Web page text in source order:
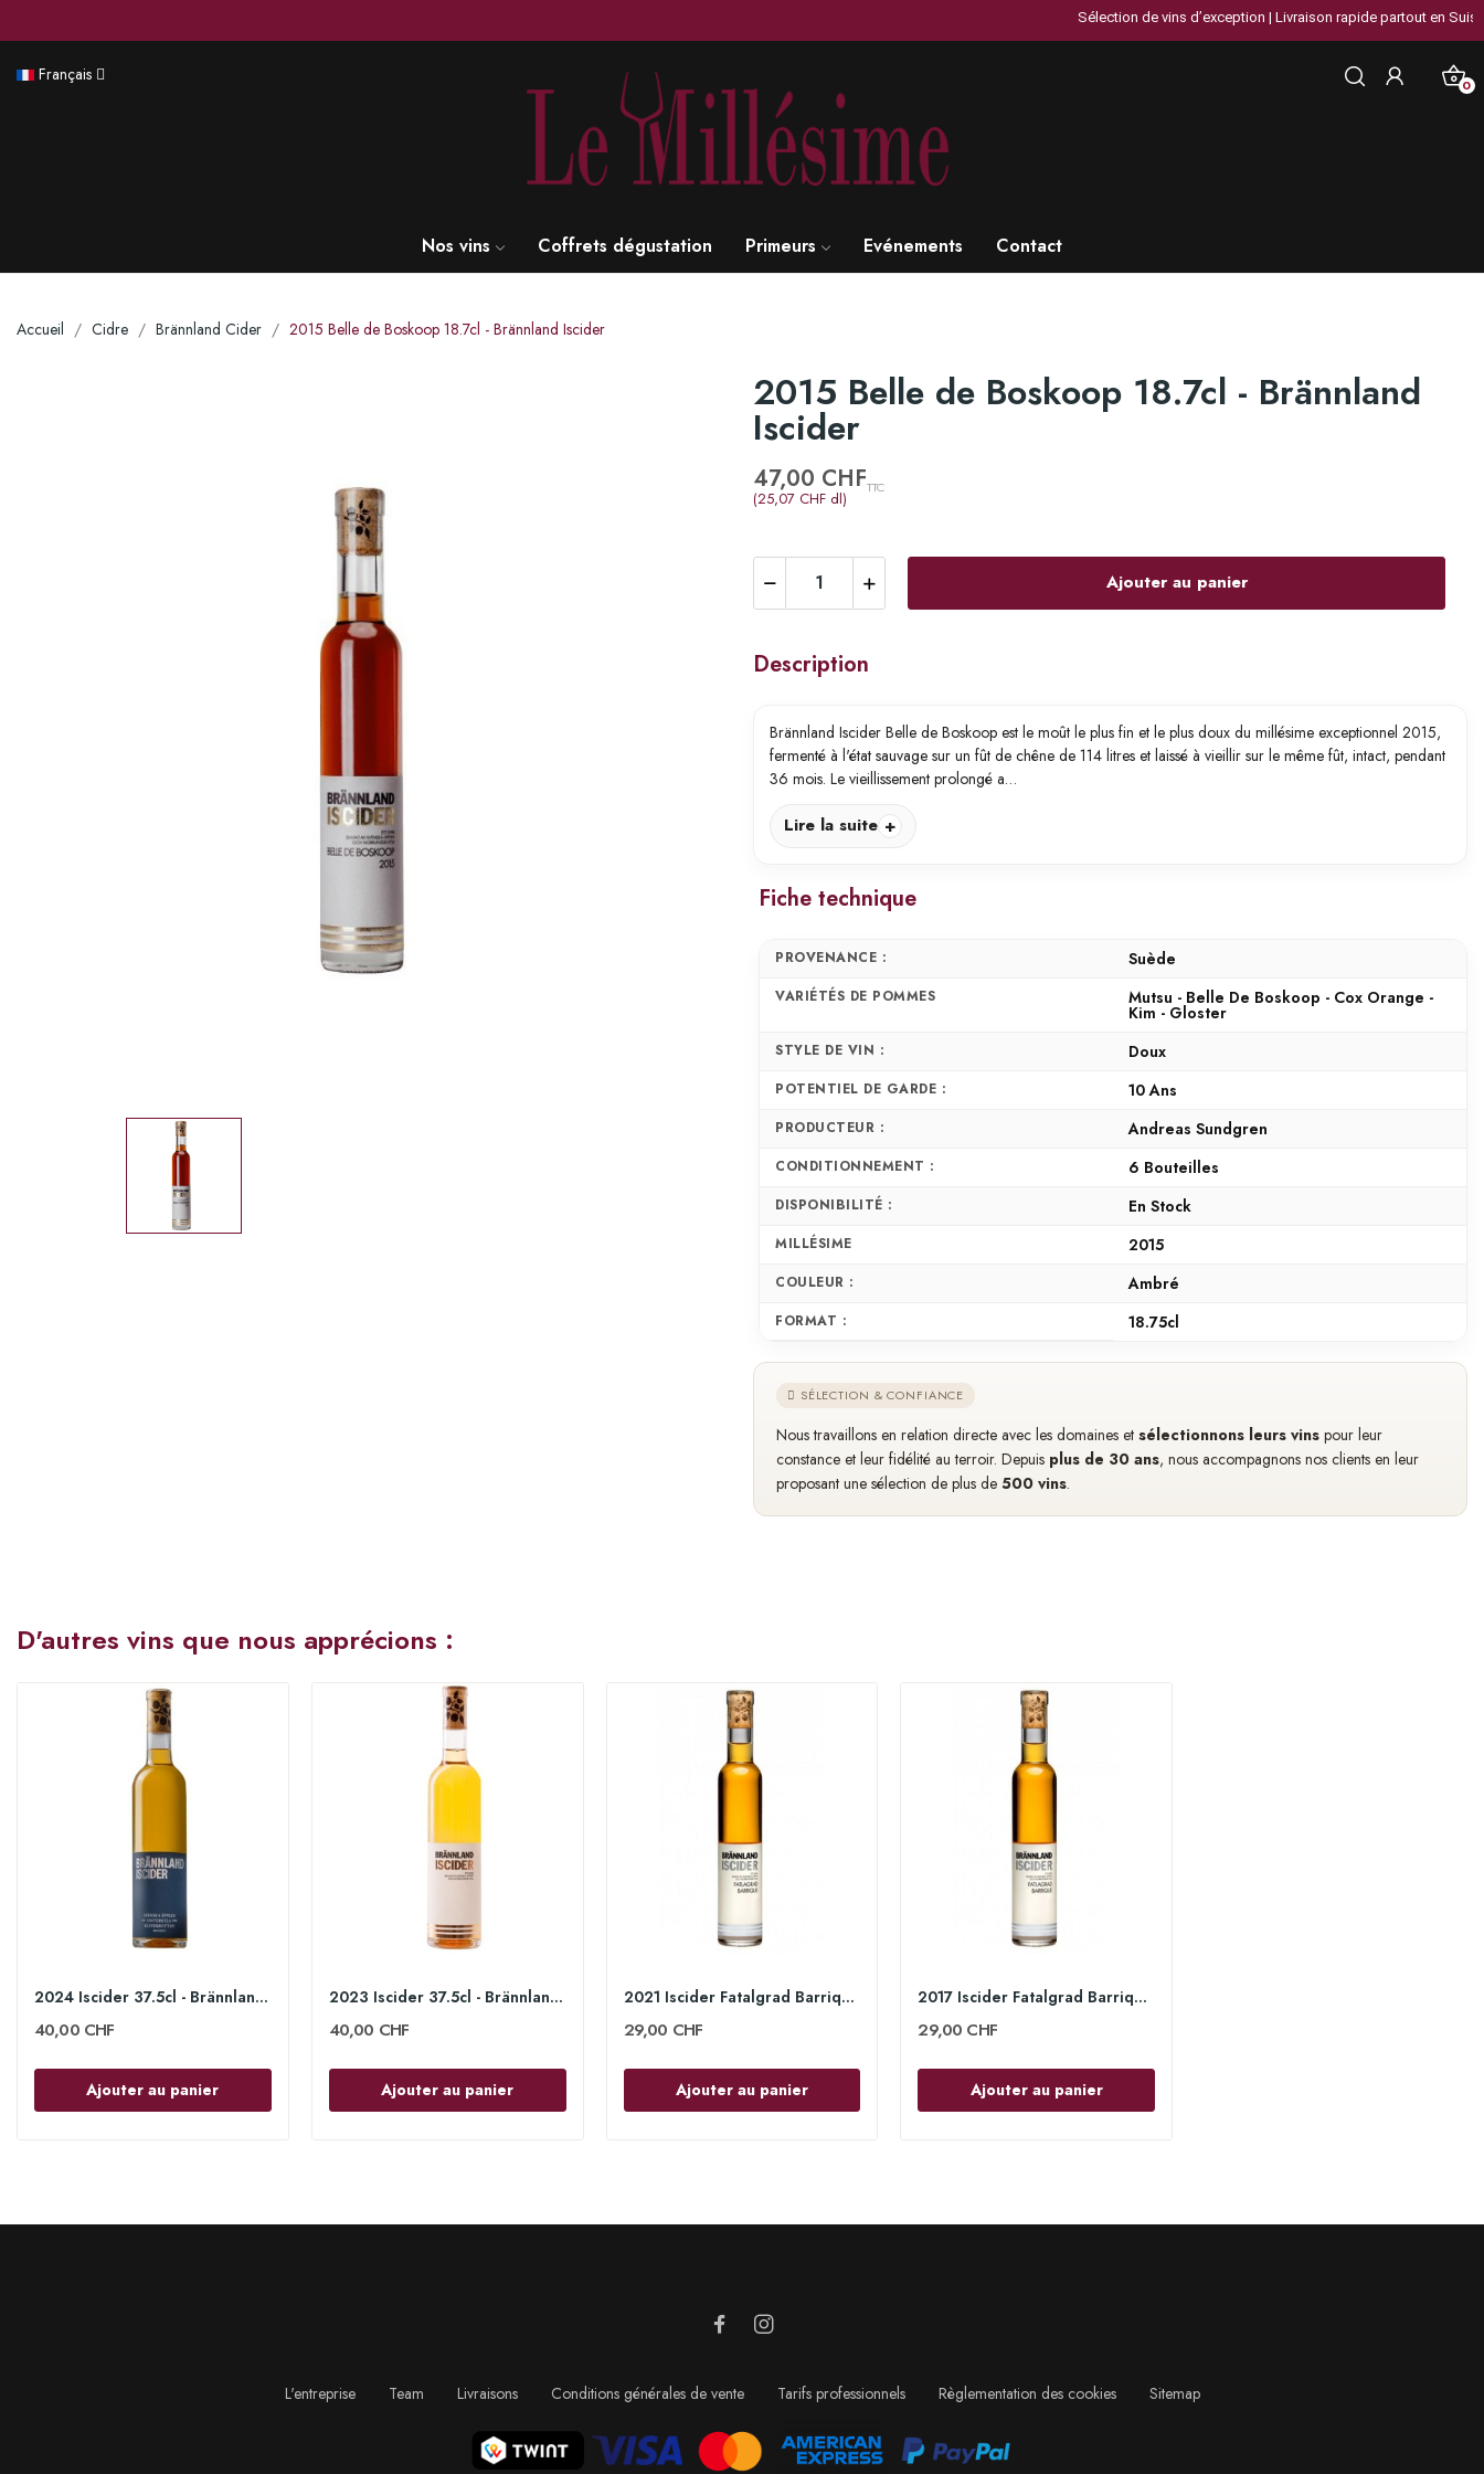
Sélection de vins d’exception | Livraison rapide partout en Suisse |
Français 0
Nos vins Coffrets dégustation Primeurs Evénements Contact
Accueil Cidre Brännland Cider 2015 Belle de Boskoop 18.7cl - Brännland Iscider
2015 Belle de Boskoop 18.7cl - Brännland
Iscider
47,00 CHF
(25,07 CHF dl)
TTC
Ajouter au panier
Description
Brännland Iscider Belle de Boskoop est le moût le plus fin et le plus doux du millésime exceptionnel 2015,
fermenté à l'état sauvage sur un fût de chêne de 114 litres et laissé à vieillir sur le même fût, intact, pendant
36 mois. Le vieillissement prolongé a…
Lire la suite
Fiche technique
PROVENANCE : Suède
VARIÉTÉS DE POMMES Mutsu - Belle De Boskoop - Cox Orange -
Kim - Gloster
STYLE DE VIN : Doux
POTENTIEL DE GARDE : 10 Ans
PRODUCTEUR : Andreas Sundgren
CONDITIONNEMENT : 6 Bouteilles
DISPONIBILITÉ : En Stock
MILLÉSIME 2015
COULEUR : Ambré
FORMAT : 18.75cl
SÉLECTION & CONFIANCE
Nous travaillons en relation directe avec les domaines et sélectionnons leurs vins pour leur
constance et leur fidélité au terroir. Depuis plus de 30 ans, nous accompagnons nos clients en leur
proposant une sélection de plus de 500 vins.
D'autres vins que nous apprécions :
2024 Iscider 37.5cl - Brännland Iscider
40,00 CHF
Ajouter au panier
2023 Iscider 37.5cl - Brännland Iscider
40,00 CHF
Ajouter au panier
2021 Iscider Fatalgrad Barrique 18.75cl -...
29,00 CHF
Ajouter au panier
2017 Iscider Fatalgrad Barrique 18.75cl -...
29,00 CHF
Ajouter au panier
L'entreprise Team Livraisons Conditions générales de vente Tarifs professionnels Règlementation des cookies Sitemap